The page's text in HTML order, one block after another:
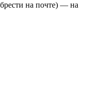
на почте) — на